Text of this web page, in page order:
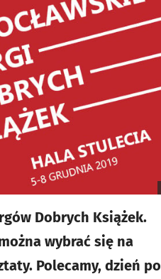
Dobrych Książek.
wybrać się na
Polecamy, dzień po